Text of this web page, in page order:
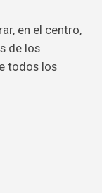
en el centro,
de los
todos los